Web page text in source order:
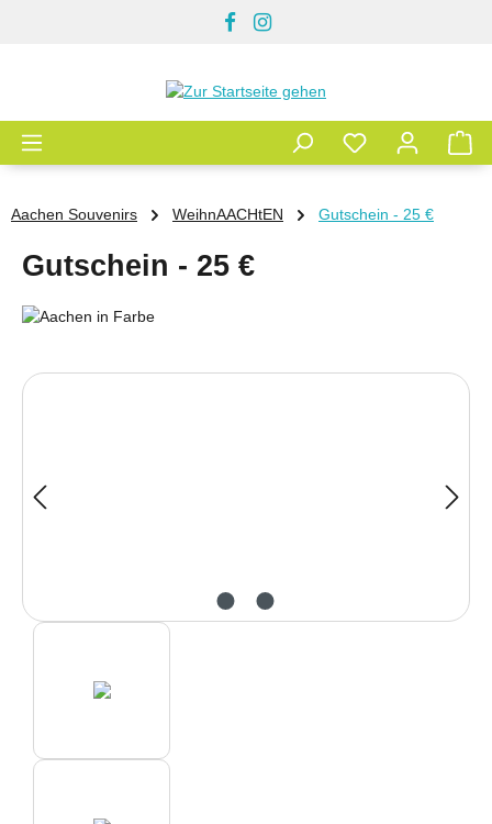
Aachen Souvenirs WeihnAACHtEN Gutschein - 25 €
Gutschein - 25 €
Bildergalerie überspringen